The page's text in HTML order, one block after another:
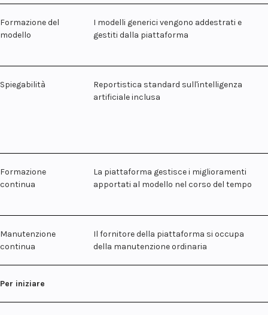
Formazione del
modello
I modelli generici vengono addestrati e
gestiti dalla piattaforma
Spiegabilità
Reportistica standard sull'intelligenza
artificiale inclusa
Formazione
continua
La piattaforma gestisce i miglioramenti
apportati al modello nel corso del tempo
Manutenzione
continua
Il fornitore della piattaforma si occupa
della manutenzione ordinaria
Per iniziare